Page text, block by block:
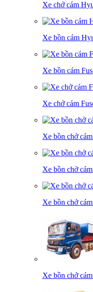
Xe chở cám
Xe bồn cám
Xe bồn cám
Xe chở cám
Xe bồn chở
Xe bồn chở
Xe bồn chở
Xe bồn chở